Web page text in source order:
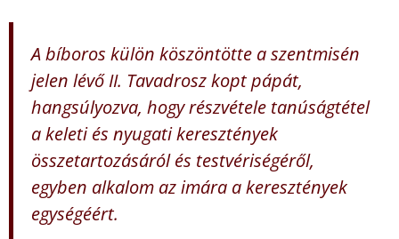
A bíboros külön köszöntötte a szentmisén
jelen lévő II. Tavadrosz kopt pápát,
hangsúlyozva, hogy részvétele tanúságtétel
a keleti és nyugati keresztények
összetartozásáról és testvériségéről,
egyben alkalom az imára a keresztények
egységéért.